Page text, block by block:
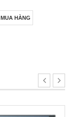
MUA HÀNG